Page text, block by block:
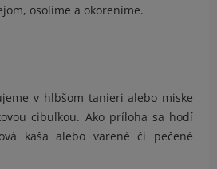
osolíme a okoreníme.
v hlbšom tanieri alebo miske
cibuľkou. Ako príloha sa hodí
kaša alebo varené či pečené